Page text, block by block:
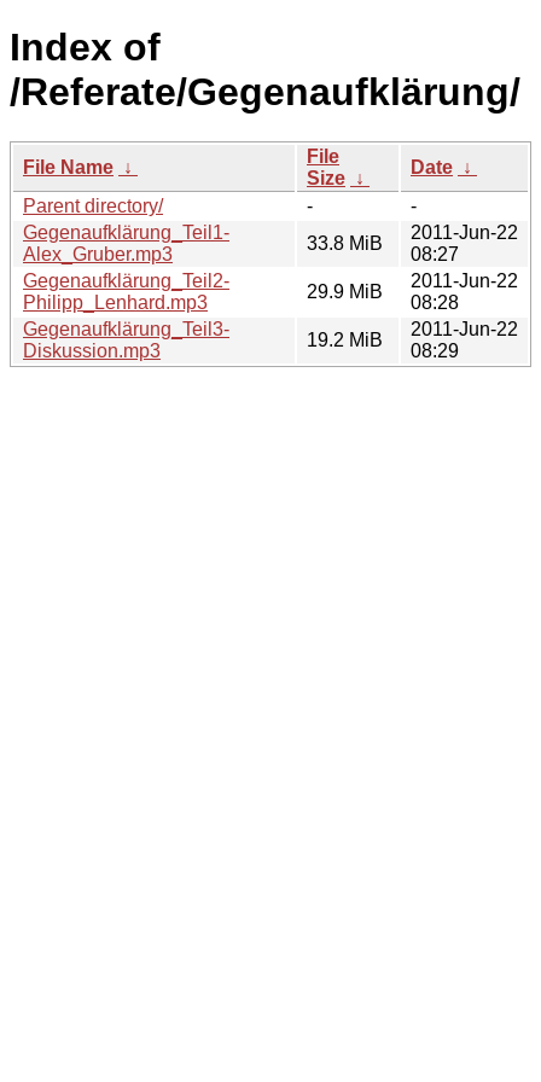
Index of
/Referate/Gegenaufklärung/
File Name ↓
File
Size ↓
Date ↓
Parent directory/
-
-
Gegenaufklärung_Teil1-
Alex_Gruber.mp3
33.8 MiB
2011-Jun-22
08:27
Gegenaufklärung_Teil2-
Philipp_Lenhard.mp3
29.9 MiB
2011-Jun-22
08:28
Gegenaufklärung_Teil3-
Diskussion.mp3
19.2 MiB
2011-Jun-22
08:29